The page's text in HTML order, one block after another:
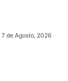
7 de Agosto, 2026